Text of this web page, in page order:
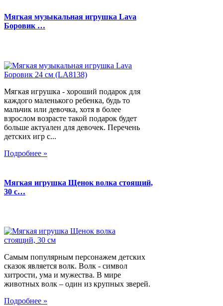
Мягкая музыкальная игрушка Lava
Боровик …
Мягкая игрушка - хороший подарок для
каждого маленького ребенка, будь то
мальчик или девочка, хотя в более
взрослом возрасте такой подарок будет
больше актуален для девочек. Перечень
детских игр с...
Подробнее »
Мягкая игрушка Щенок волка стоящий,
30 с…
Самым популярным персонажем детских
сказок является волк. Волк - символ
хитрости, ума и мужества. В мире
животных волк – один из крупных зверей.
Подробнее »